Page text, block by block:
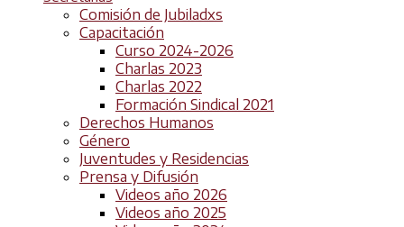
Comisión de Jubiladxs
Capacitación
Curso 2024-2026
Charlas 2023
Charlas 2022
Formación Sindical 2021
Derechos Humanos
Género
Juventudes y Residencias
Prensa y Difusión
Videos año 2026
Videos año 2025